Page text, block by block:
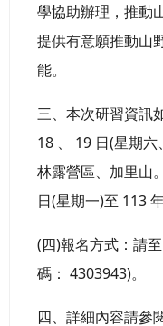
學協助辦理，推動
提供有意願推動山
能。
三、本次研習資訊
18 、 19 日(星期
林露營區、加里山
日(星期一)至 113
(四)報名方式：請
碼： 4303943)。
四、詳細內容請參